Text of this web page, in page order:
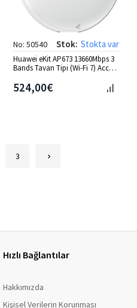
No: 50540 Stok: Stokta var
Huawei eKit AP673 13660Mbps 3
Bands Tavan Tipi (Wi-Fi 7) Access
524,00€
3
Hızlı Bağlantılar
Hakkımızda
Kişisel Verilerin Korunması